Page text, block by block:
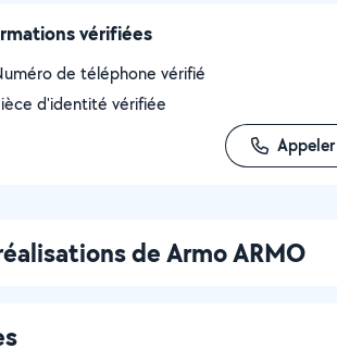
vérifiées
de téléphone vérifié
d'identité vérifiée
Appeler
de Armo ARMO